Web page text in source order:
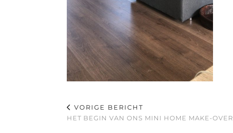
VORIGE BERICHT
HET BEGIN VAN ONS MINI HOME MAKE-OVER